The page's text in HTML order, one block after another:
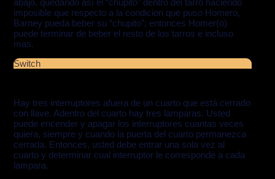
abajo, quedando así el “chupito” dentro del tarro haciendo
imposible que respecto a la condicion que puso Homero,
Barney pueda beber su “chupito”; entonces Homer(o)
puede terminar de beber el resto de los tarros e incluso
mas.
Switch
Hay tres interruptores afuera de un cuarto que está cerrado
con llave. Adentro del cuarto hay tres lamparas. Usted
puede encender y apagar los interruptores cuantas veces
quiera, siempre y cuando la puerta del cuarto permanezca
cerrada. Entonces, usted debe entrar una sola vez al
cuarto y determinar cual interruptor le corresponde a cada
lampara.